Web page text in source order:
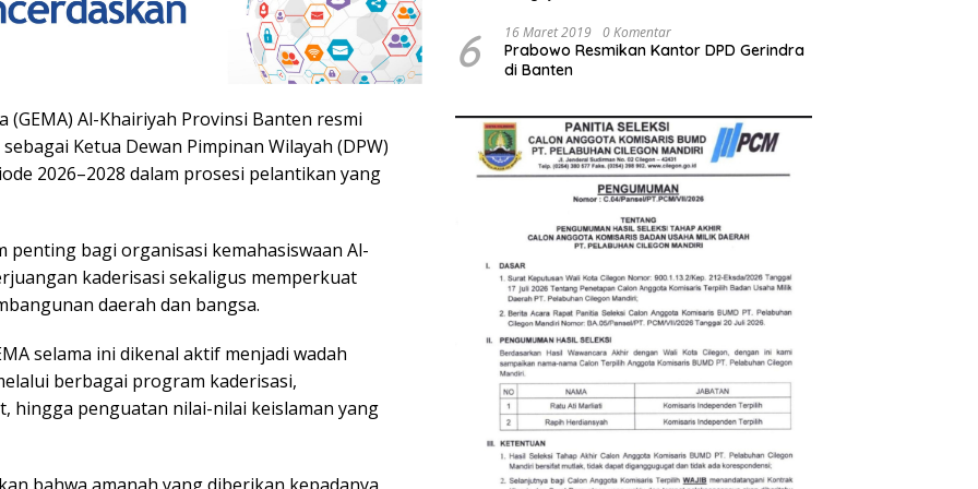
(GEMA) Al-Khairiyah Provinsi Banten resmi
Ketua Dewan Pimpinan Wilayah (DPW)
2026–2028 dalam prosesi pelantikan yang
bagi organisasi kemahasiswaan Al-
kaderisasi sekaligus memperkuat
daerah dan bangsa.
selama ini dikenal aktif menjadi wadah
berbagai program kaderisasi,
hingga penguatan nilai-nilai keislaman yang
6 16 Maret 2019 0 Komentar
Prabowo Resmikan Kantor DPD Gerindra
di Banten